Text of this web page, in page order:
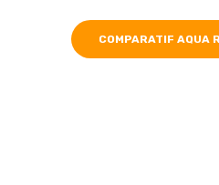
COMPARATIF AQUA